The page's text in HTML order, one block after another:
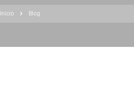
Inicio Blog